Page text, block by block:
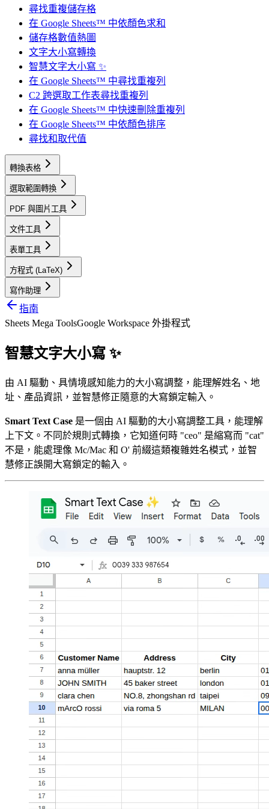
尋找重複儲存格
在 Google Sheets™ 中依顏色求和
儲存格數值熱圖
文字大小寫轉換
智慧文字大小寫 ✨
在 Google Sheets™ 中尋找重複列
C2 跨選取工作表尋找重複列
在 Google Sheets™ 中快速刪除重複列
在 Google Sheets™ 中依顏色排序
尋找和取代值
轉換表格
選取範圍轉換
PDF 與圖片工具
文件工具
表單工具
方程式 (LaTeX)
寫作助理
指南
Sheets Mega ToolsGoogle Workspace 外掛程式
智慧文字大小寫 ✨
由 AI 驅動、具情境感知能力的大小寫調整，能理解姓名、地
址、產品資訊，並智慧修正隨意的大寫鎖定輸入。
Smart Text Case 是一個由 AI 驅動的大小寫調整工具，能理解
上下文。不同於規則式轉換，它知道何時 "ceo" 是縮寫而 "cat"
不是，能處理像 Mc/Mac 和 O' 前綴這類複雜姓名模式，並智
慧修正誤開大寫鎖定的輸入。